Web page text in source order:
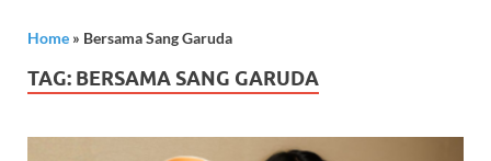
Home » Bersama Sang Garuda
TAG: BERSAMA SANG GARUDA